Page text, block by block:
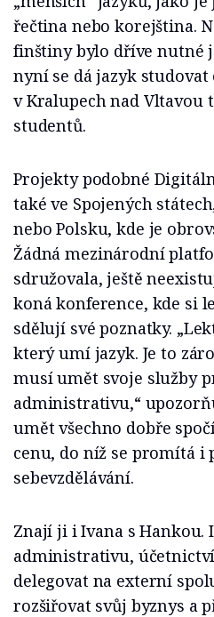
řečtina nebo korejština.
finštiny bylo dříve nutné
nyní se dá jazyk
v Kralupech nad Vltavou
studentů.
Projekty podobné
také ve Spojených
nebo Polsku, kde je
Žádná mezinárodní
sdružovala, ještě
koná konference, kde si
sdělují své poznatky.
který umí jazyk. Je to
musí umět svoje služby
administrativu,“
umět všechno dobře
cenu, do níž se promítá i
sebevzdělávání.
Znají ji i Ivana s Hankou.
administrativu, účetnictví
delegovat na externí
rozšiřovat svůj byznys a